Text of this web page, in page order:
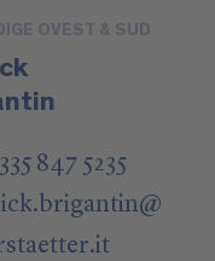
OVEST & SUD
847 5235
@
.it